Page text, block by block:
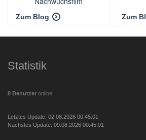
Zum Blog Zum
Statistik
8 Benutzer online
Letztes Update: 02.08.2026 00:45:01
Nächstes Update: 09.08.2026 00:45:01